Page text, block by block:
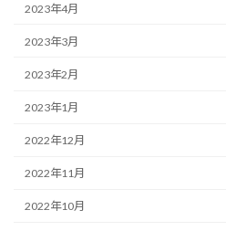
2023年4月
2023年3月
2023年2月
2023年1月
2022年12月
2022年11月
2022年10月